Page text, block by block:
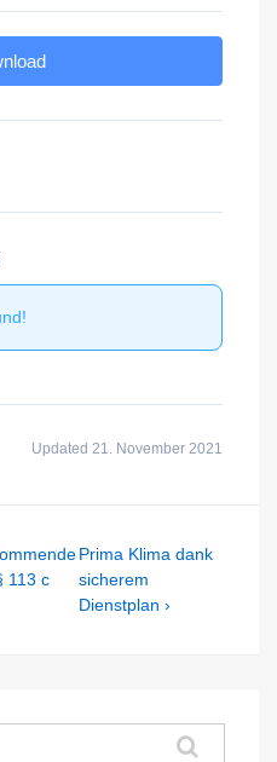
Updated 21. November 2021
113 c
Next
Post
is
Prima Klima dank
sicherem
Dienstplan ›